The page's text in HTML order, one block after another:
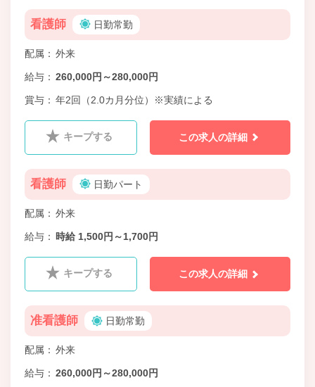
看護師 日勤常勤
配属 外来
給与 260,000円～280,000円
賞与 年2回（2.0カ月分位）※実績による
キープする この求人の詳細
看護師 日勤パート
配属 外来
給与 時給 1,500円～1,700円
キープする この求人の詳細
准看護師 日勤常勤
配属 外来
給与 260,000円～280,000円